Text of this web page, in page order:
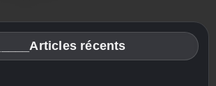
_____Articles récents